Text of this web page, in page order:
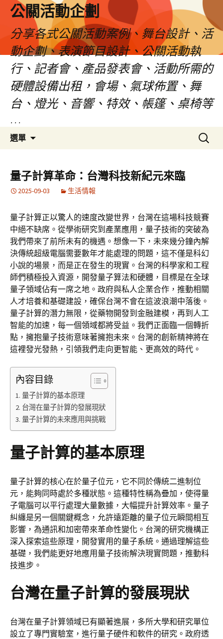
公關活動企劃
分享各式公關活動案例、舞台設計、活
動企劃、表演節目設計、公關活動執
行、記者會、產品發表會、活動所需的
硬體設備出租，會場、氣球佈置、舞
台、燈光、音響、特效、帳篷、桌椅等
…
選單
要
內
容
搜
尋
量子計算革命：台灣科技新紀元來臨
2025-09-03 生活情報
量子計算正以驚人的速度改變世界，台灣在這場科技競賽
中絕不缺席。從學術研究到產業應用，量子技術的突破為
我們帶來了前所未有的機遇。想像一下，未來幾分鐘內解
決傳統超級電腦需要數年才能處理的問題，這不僅是科幻
小說的場景，而是正在發生的現實。台灣的科學家和工程
師們積極投入資源，開發量子算法和硬體，目標是在全球
量子領域佔有一席之地。政府與私人企業合作，推動相關
人才培養和基礎建設，確保台灣不會在這波浪潮中落後。
量子計算的潛力無限，從藥物開發到金融建模，再到人工
智能的加速，每一個領域都將受益。我們正面臨一個轉折
點，擁抱量子技術意味著擁抱未來。台灣的創新精神將在
這裡發光發熱，引領我們走向更智能、更高效的時代。
內容目錄
量子計算的基本原理
台灣在量子計算的發展現狀
量子計算的未來應用與挑戰
量子計算的基本原理
量子計算的核心在於量子位元，它不同於傳統二進制位
元，能夠同時處於多種狀態。這種特性稱為疊加，使得量
子電腦可以平行處理大量數據，大幅提升計算效率。量子
糾纏是另一個關鍵概念，允許遠距離的量子位元瞬間相互
影響，為通訊和加密帶來革命性變化。台灣的研究機構正
深入探索這些原理，開發實用的量子系統。通過理解這些
基礎，我們能更好地應用量子技術解決現實問題，推動科
技進步。
台灣在量子計算的發展現狀
台灣在量子計算領域已有顯著進展，多所大學和研究單位
設立了專門實驗室，進行量子硬件和軟件的研究。政府透